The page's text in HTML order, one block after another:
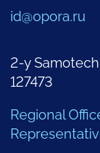
id@opora.ru
2-y
127473
Regional